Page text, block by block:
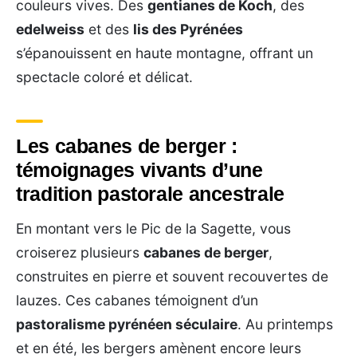
couleurs vives. Des gentianes de Koch, des
edelweiss et des lis des Pyrénées
s’épanouissent en haute montagne, offrant un
spectacle coloré et délicat.
Les cabanes de berger :
témoignages vivants d’une
tradition pastorale ancestrale
En montant vers le Pic de la Sagette, vous
croiserez plusieurs cabanes de berger,
construites en pierre et souvent recouvertes de
lauzes. Ces cabanes témoignent d’un
pastoralisme pyrénéen séculaire. Au printemps
et en été, les bergers amènent encore leurs